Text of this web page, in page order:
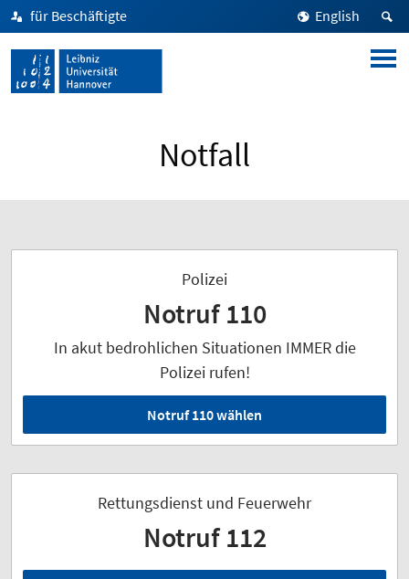
für Beschäftigte English
Notfall
Polizei
Notruf 110
In akut bedrohlichen Situationen IMMER die
Polizei rufen!
Notruf 110 wählen
Rettungsdienst und Feuerwehr
Notruf 112